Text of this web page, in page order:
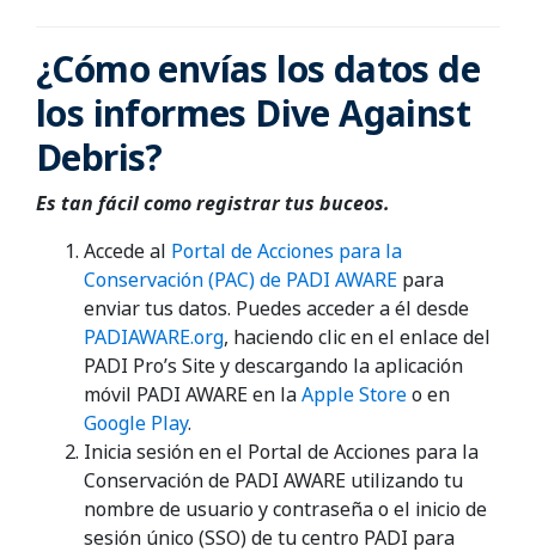
¿Cómo envías los datos de
los informes Dive Against
Debris?
Es tan fácil como registrar tus buceos.
Accede al Portal de Acciones para la
Conservación (PAC) de PADI AWARE para
enviar tus datos. Puedes acceder a él desde
PADIAWARE.org, haciendo clic en el enlace del
PADI Pro’s Site y descargando la aplicación
móvil PADI AWARE en laApple Storeo en
Google Play.
Inicia sesión en el Portal de Acciones para la
Conservación de PADI AWARE utilizando tu
nombre de usuario y contraseña o el inicio de
sesión único (SSO) de tu centro PADI para